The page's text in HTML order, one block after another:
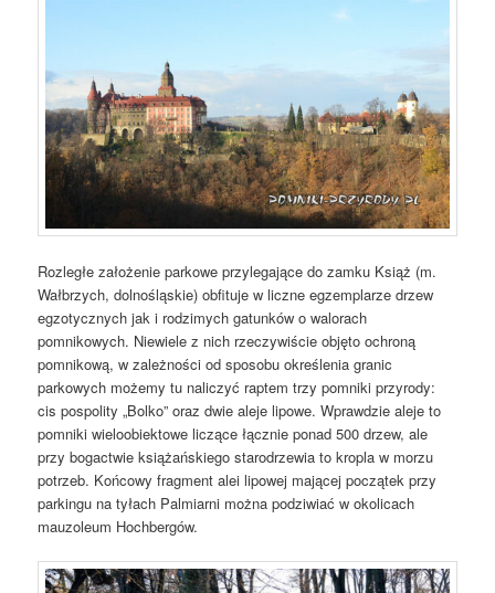
Rozległe założenie parkowe przylegające do zamku Książ (m.
Wałbrzych, dolnośląskie) obfituje w liczne egzemplarze drzew
egzotycznych jak i rodzimych gatunków o walorach
pomnikowych. Niewiele z nich rzeczywiście objęto ochroną
pomnikową, w zależności od sposobu określenia granic
parkowych możemy tu naliczyć raptem trzy pomniki przyrody:
cis pospolity „Bolko” oraz dwie aleje lipowe. Wprawdzie aleje to
pomniki wieloobiektowe liczące łącznie ponad 500 drzew, ale
przy bogactwie książańskiego starodrzewia to kropla w morzu
potrzeb. Końcowy fragment alei lipowej mającej początek przy
parkingu na tyłach Palmiarni można podziwiać w okolicach
mauzoleum Hochbergów.